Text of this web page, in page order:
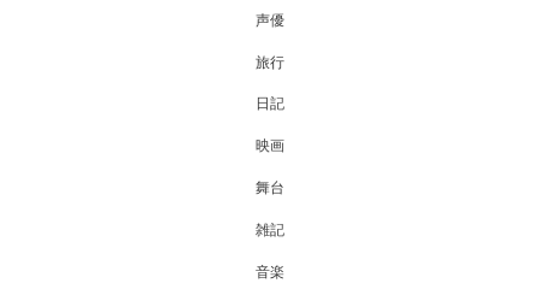
声優
旅行
日記
映画
舞台
雑記
音楽